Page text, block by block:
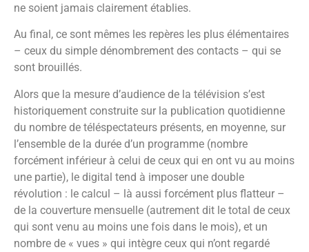
ne soient jamais clairement établies.
Au final, ce sont mêmes les repères les plus élémentaires
– ceux du simple dénombrement des contacts – qui se
sont brouillés.
Alors que la mesure d’audience de la télévision s’est
historiquement construite sur la publication quotidienne
du nombre de téléspectateurs présents, en moyenne, sur
l’ensemble de la durée d’un programme (nombre
forcément inférieur à celui de ceux qui en ont vu au moins
une partie), le digital tend à imposer une double
révolution : le calcul – là aussi forcément plus flatteur –
de la couverture mensuelle (autrement dit le total de ceux
qui sont venu au moins une fois dans le mois), et un
nombre de « vues » qui intègre ceux qui n’ont regardé